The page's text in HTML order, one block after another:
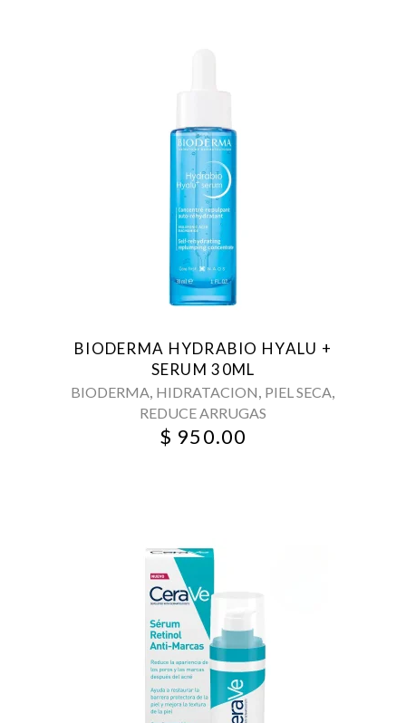
BIODERMA HYDRABIO HYALU +
SERUM 30ML
BIODERMA, HIDRATACION, PIEL SECA,
REDUCE ARRUGAS
$ 950.00